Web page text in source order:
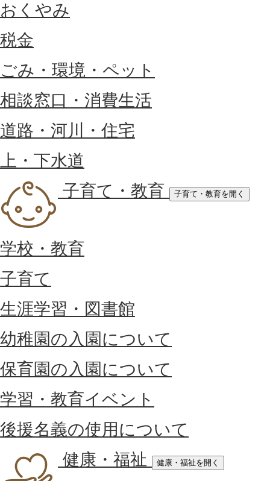
おくやみ
税金
ごみ・環境・ペット
相談窓口・消費生活
道路・河川・住宅
上・下水道
子育て・教育
子育て・教育を開く
学校・教育
子育て
生涯学習・図書館
幼稚園の入園について
保育園の入園について
学習・教育イベント
後援名義の使用について
健康・福祉
健康・福祉を開く